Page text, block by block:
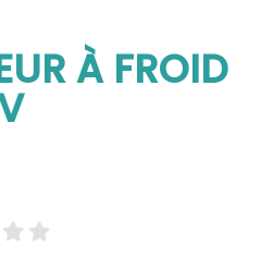
À FROID